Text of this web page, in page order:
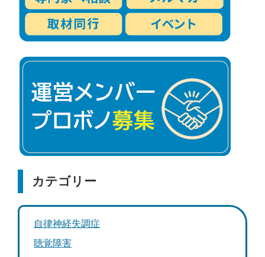
カテゴリー
自律神経失調症
聴覚障害